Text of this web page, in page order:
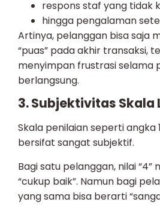
respons staf yang tidak
hingga pengalaman
Artinya, pelanggan bisa saja
“puas” pada akhir transaksi,
menyimpan frustrasi selama
berlangsung.
3. Subjektivitas Skala
Skala penilaian seperti angka
bersifat sangat subjektif.
Bagi satu pelanggan, nilai
“cukup baik”. Namun bagi
yang sama bisa berarti